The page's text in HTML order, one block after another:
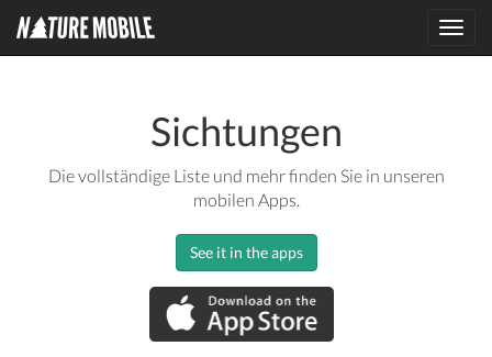
Sichtungen
Die vollständige Liste und mehr finden Sie in unseren
mobilen Apps.
See it in the apps